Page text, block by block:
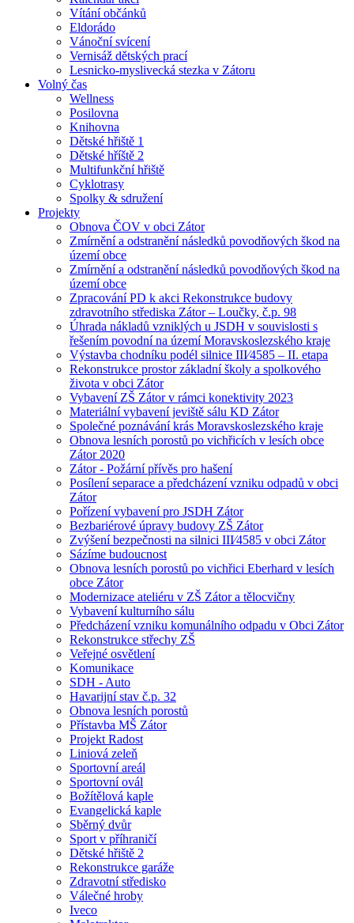
Vítání občánků
Eldorádo
Vánoční svícení
Vernisáž dětských prací
Lesnicko-myslivecká stezka v Zátoru
Volný čas
Wellness
Posilovna
Knihovna
Dětské hřiště 1
Dětské hříště 2
Multifunkční hřiště
Cyklotrasy
Spolky & sdružení
Projekty
Obnova ČOV v obci Zátor
Zmírnění a odstranění následků povodňových škod na
území obce
Zmírnění a odstranění následků povodňových škod na
území obce
Zpracování PD k akci Rekonstrukce budovy
zdravotního střediska Zátor – Loučky, č.p. 98
Úhrada nákladů vzniklých u JSDH v souvislosti s
řešením povodní na území Moravskoslezského kraje
Výstavba chodníku podél silnice III⁄4585 – II. etapa
Rekonstrukce prostor základní školy a spolkového
života v obci Zátor
Vybavení ZŠ Zátor v rámci konektivity 2023
Materiální vybavení jeviště sálu KD Zátor
Společné poznávání krás Moravskoslezského kraje
Obnova lesních porostů po vichřicích v lesích obce
Zátor 2020
Zátor - Požární přívěs pro hašení
Posílení separace a předcházení vzniku odpadů v obci
Zátor
Pořízení vybavení pro JSDH Zátor
Bezbariérové úpravy budovy ZŠ Zátor
Zvýšení bezpečnosti na silnici III⁄4585 v obci Zátor
Sázíme budoucnost
Obnova lesních porostů po vichřici Eberhard v lesích
obce Zátor
Modernizace ateliéru v ZŠ Zátor a tělocvičny
Vybavení kulturního sálu
Předcházení vzniku komunálního odpadu v Obci Zátor
Rekonstrukce střechy ZŠ
Veřejné osvětlení
Komunikace
SDH - Auto
Havarijní stav č.p. 32
Obnova lesních porostů
Přístavba MŠ Zátor
Projekt Radost
Liniová zeleň
Sportovní areál
Sportovní ovál
Božítělová kaple
Evangelická kaple
Sběrný dvůr
Sport v příhraničí
Dětské hřiště 2
Rekonstrukce garáže
Zdravotní středisko
Válečné hroby
Iveco